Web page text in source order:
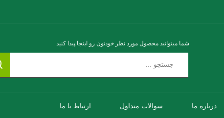
شما میتوانید محصول مورد نظر خودتون رو اینجا پیدا کنید
درباره ما سوالات متداول ارتباط با ما